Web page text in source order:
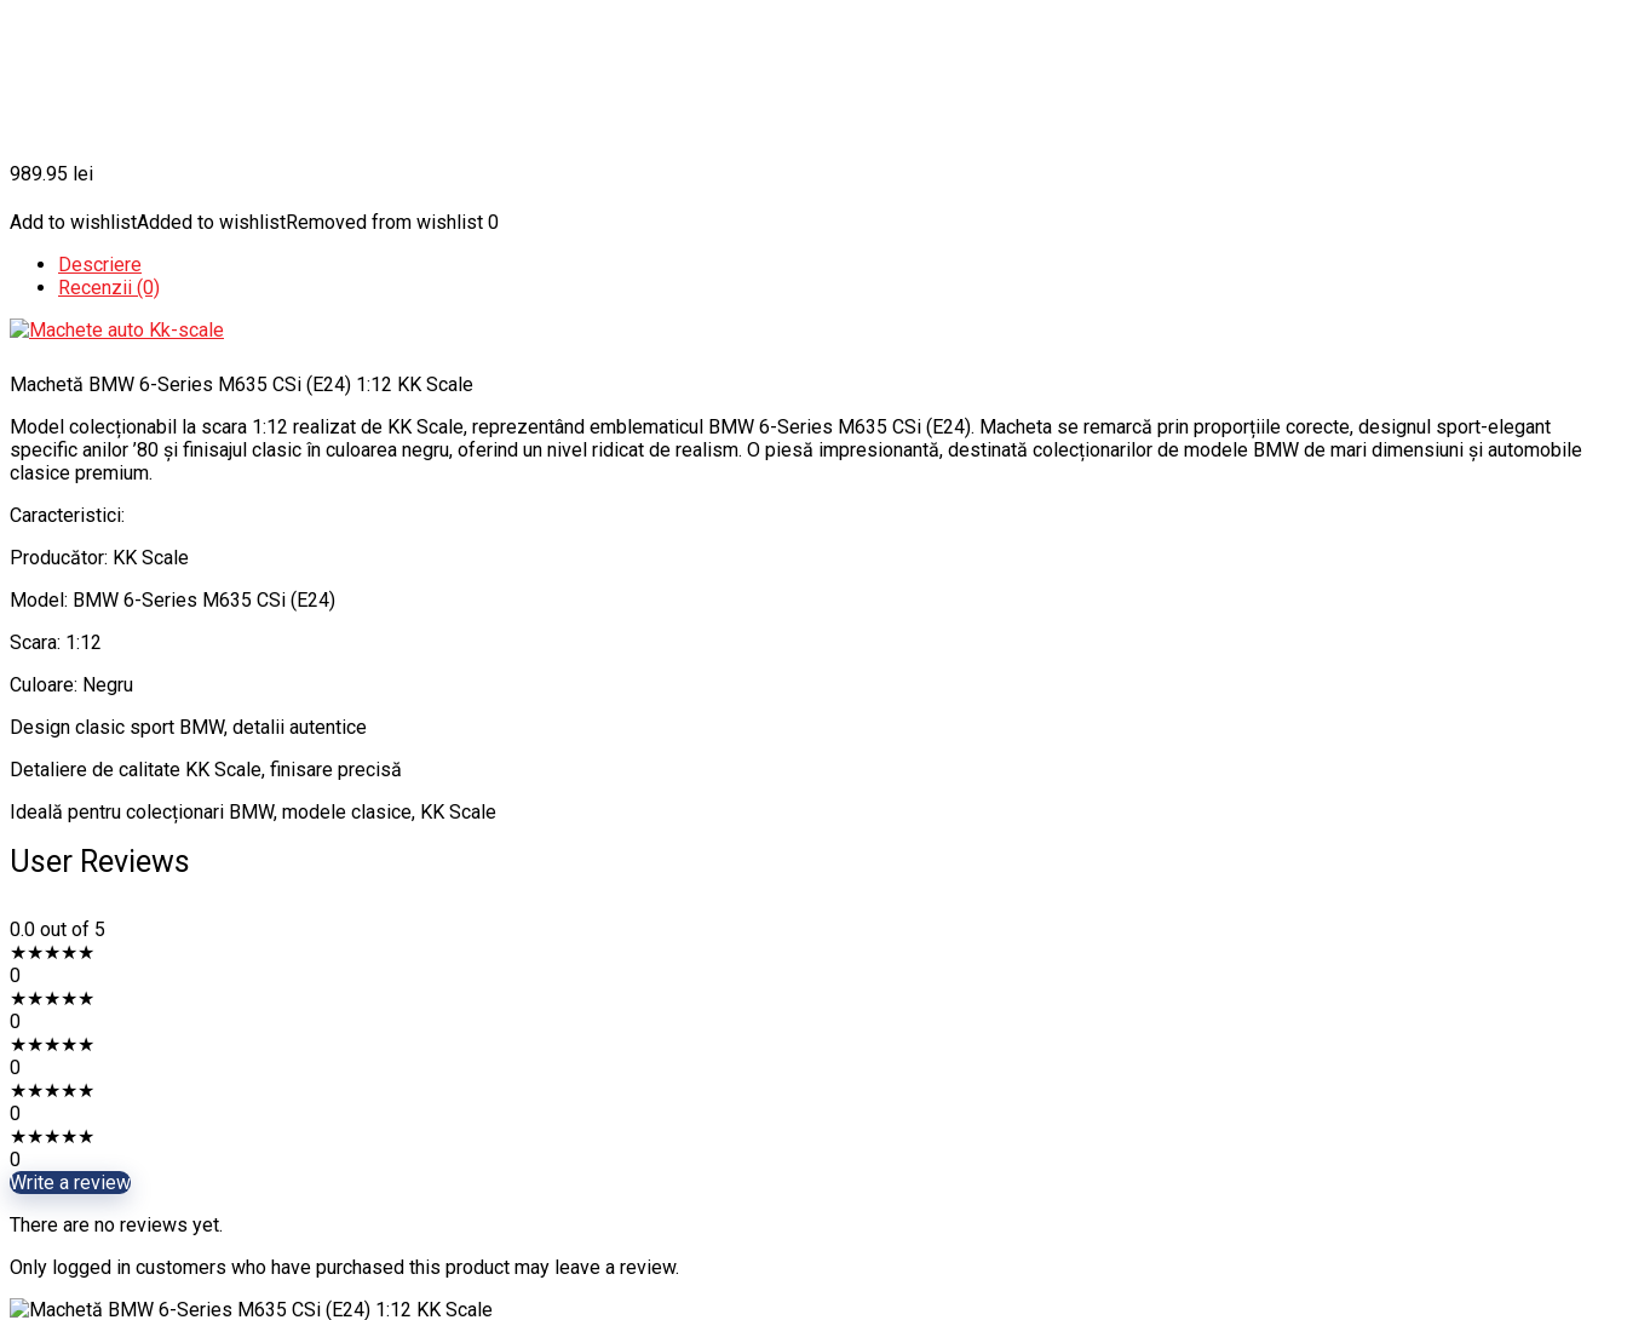
989.95 lei
Add to wishlistAdded to wishlistRemoved from wishlist 0
Descriere
Recenzii (0)
Machetă BMW 6-Series M635 CSi (E24) 1:12 KK Scale
Model colecționabil la scara 1:12 realizat de KK Scale, reprezentând emblematicul BMW 6-Series M635 CSi (E24). Macheta se remarcă prin proporțiile corecte, designul sport-elegant
specific anilor ’80 și finisajul clasic în culoarea negru, oferind un nivel ridicat de realism. O piesă impresionantă, destinată colecționarilor de modele BMW de mari dimensiuni și automobile
clasice premium.
Caracteristici:
Producător: KK Scale
Model: BMW 6-Series M635 CSi (E24)
Scara: 1:12
Culoare: Negru
Design clasic sport BMW, detalii autentice
Detaliere de calitate KK Scale, finisare precisă
Ideală pentru colecționari BMW, modele clasice, KK Scale
User Reviews
0.0 out of 5
★★★★★
0
★★★★★
0
★★★★★
0
★★★★★
0
★★★★★
0
Write a review
There are no reviews yet.
Only logged in customers who have purchased this product may leave a review.